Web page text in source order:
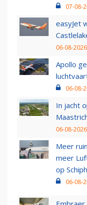
07-08-
easyJet
06-08-
Apollo
06-08-
In jacht
06-08-
Meer
meer
op
06-08-